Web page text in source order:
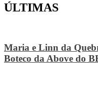
ÚLTIMAS
Maria e Linn da
Boteco da Above do